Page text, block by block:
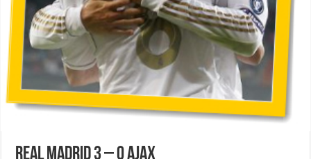
Real Madrid 3 – 0 Ajax